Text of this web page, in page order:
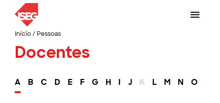
Início/ Pessoas
Docentes
A B C D E F G H I J K L M N O